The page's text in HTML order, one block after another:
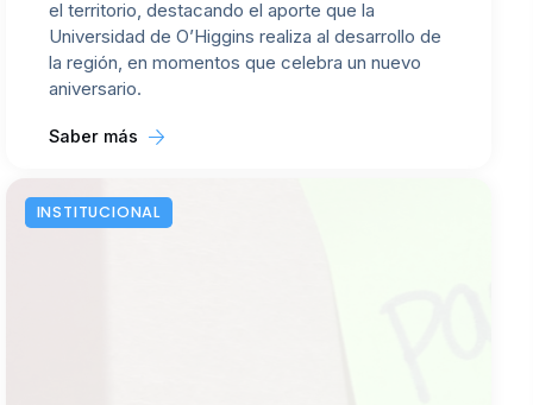
el territorio, destacando el aporte que la
Universidad de O’Higgins realiza al desarrollo de
la región, en momentos que celebra un nuevo
aniversario.
Saber más
INSTITUCIONAL